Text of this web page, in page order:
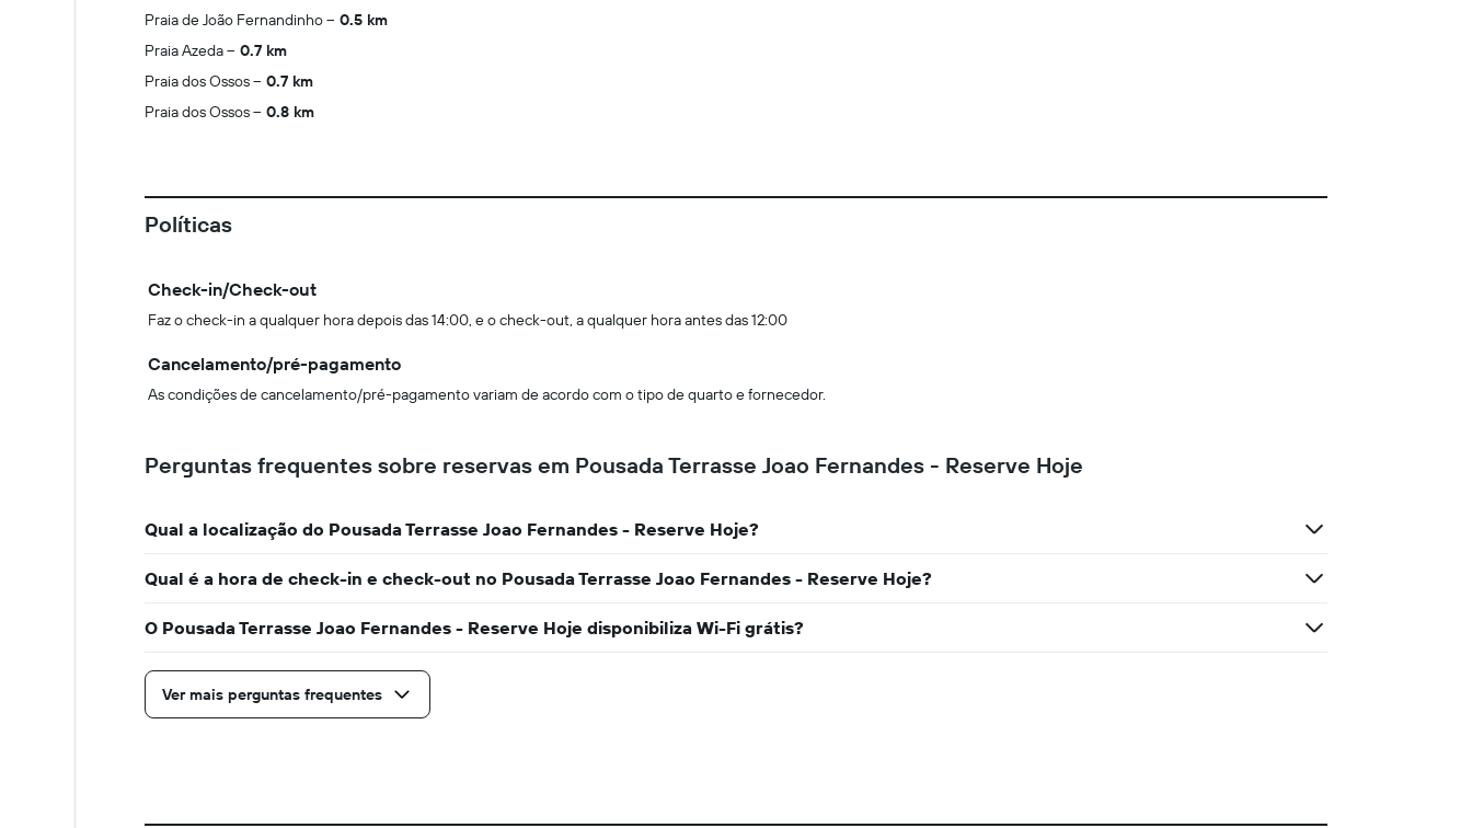
Praia de João Fernandinho
0.5 km
Praia Azeda
0.7 km
Praia dos Ossos
0.7 km
Praia dos Ossos
0.8 km
Políticas
Check-in/Check-out
Faz o check-in a qualquer hora depois das 14:00, e o check-out, a qualquer hora antes das 12:00
Cancelamento/pré-pagamento
As condições de cancelamento/pré-pagamento variam de acordo com o tipo de quarto e fornecedor.
Perguntas frequentes sobre reservas em Pousada Terrasse Joao Fernandes - Reserve Hoje
Qual a localização do Pousada Terrasse Joao Fernandes - Reserve Hoje?
Qual é a hora de check-in e check-out no Pousada Terrasse Joao Fernandes - Reserve Hoje?
O Pousada Terrasse Joao Fernandes - Reserve Hoje disponibiliza Wi-Fi grátis?
Ver mais perguntas frequentes